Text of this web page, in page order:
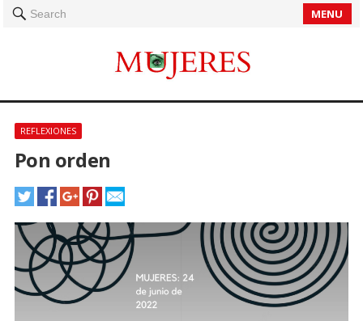
Search MENU
REFLEXIONES
Pon orden